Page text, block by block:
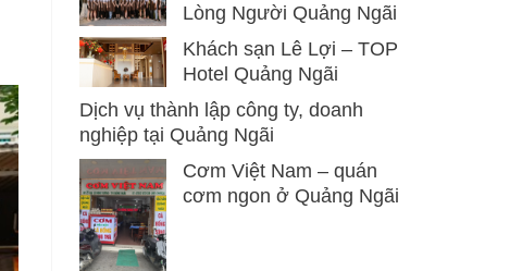
Lòng Người Quảng Ngãi
Khách sạn Lê Lợi – TOP
Hotel Quảng Ngãi
Dịch vụ thành lập công ty, doanh
nghiệp tại Quảng Ngãi
Cơm Việt Nam – quán
cơm ngon ở Quảng Ngãi